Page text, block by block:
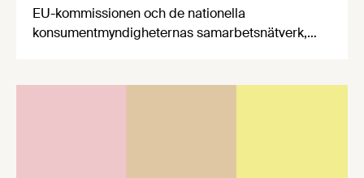
EU-kommissionen och de nationella
konsumentmyndigheternas samarbetsnätverk,
konsumentmaktsdirektivet. Livsmedelsföretagen